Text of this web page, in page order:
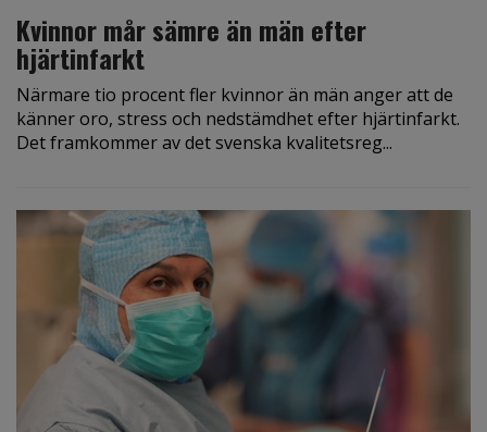
Kvinnor mår sämre än män efter
hjärtinfarkt
Närmare tio procent fler kvinnor än män anger att de
känner oro, stress och nedstämdhet efter hjärtinfarkt.
Det framkommer av det svenska kvalitetsreg...